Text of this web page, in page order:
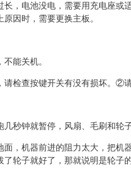
，电池没电，需要用充电座
因时，需要更换主板。
能关机。
检查按键开关有没有损坏。②
秒钟就暂停，风扇、毛刷和轮
，机器前进的阻力太大，把机
轮子就好了，那就说明是轮子